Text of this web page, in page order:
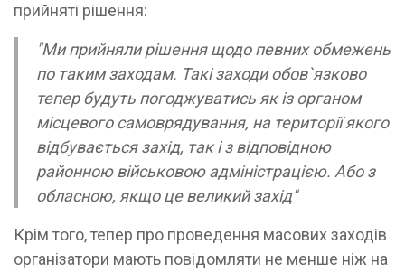
прийняті рішення:
"Ми прийняли рішення щодо певних обмежень
по таким заходам. Такі заходи обов`язково
тепер будуть погоджуватись як із органом
місцевого самоврядування, на території якого
відбувається захід, так і з відповідною
районною військовою адміністрацією. Або з
обласною, якщо це великий захід"
Крім того, тепер про проведення масових заходів
організатори мають повідомляти не менше ніж на